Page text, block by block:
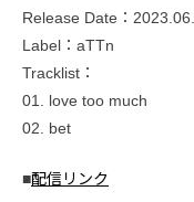
Release Date：
Label：aTTn
Tracklist：
01. love too much
02. bet
■配信リンク